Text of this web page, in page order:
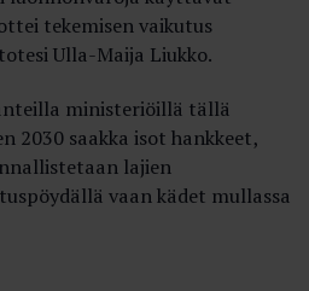
tekemisen vaikutus
Ulla-Maija Liukko.
ministeriöillä tällä
2030 saakka isot hankkeet,
lajien
vaan kädet mullassa